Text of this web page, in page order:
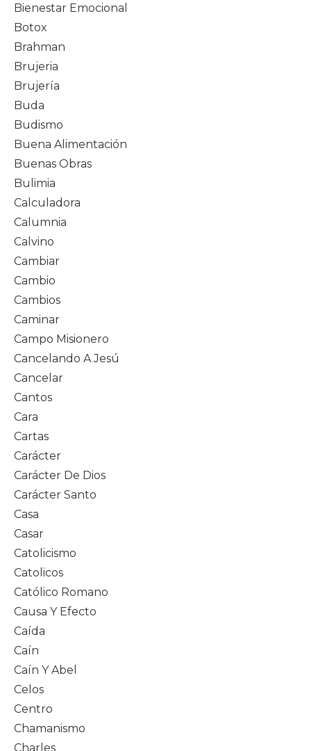
Bienestar Emocional
Botox
Brahman
Brujeria
Brujería
Buda
Budismo
Buena Alimentación
Buenas Obras
Bulimia
Calculadora
Calumnia
Calvino
Cambiar
Cambio
Cambios
Caminar
Campo Misionero
Cancelando A Jesú
Cancelar
Cantos
Cara
Cartas
Carácter
Carácter De Dios
Carácter Santo
Casa
Casar
Catolicismo
Catolicos
Católico Romano
Causa Y Efecto
Caída
Caín
Caín Y Abel
Celos
Centro
Chamanismo
Charles